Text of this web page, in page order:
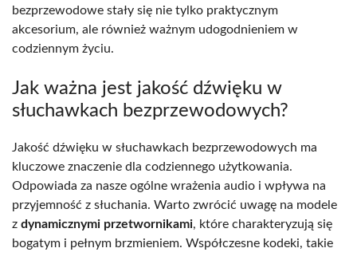
bezprzewodowe stały się nie tylko praktycznym
akcesorium, ale również ważnym udogodnieniem w
codziennym życiu.
Jak ważna jest jakość dźwięku w
słuchawkach bezprzewodowych?
Jakość dźwięku w słuchawkach bezprzewodowych ma
kluczowe znaczenie dla codziennego użytkowania.
Odpowiada za nasze ogólne wrażenia audio i wpływa na
przyjemność z słuchania. Warto zwrócić uwagę na modele
z dynamicznymi przetwornikami, które charakteryzują się
bogatym i pełnym brzmieniem. Współczesne kodeki, takie